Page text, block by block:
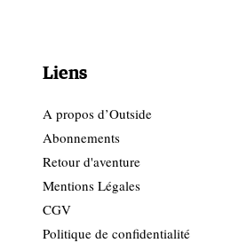
Liens
A propos d’Outside
Abonnements
Retour d'aventure
Mentions Légales
CGV
Politique de confidentialité